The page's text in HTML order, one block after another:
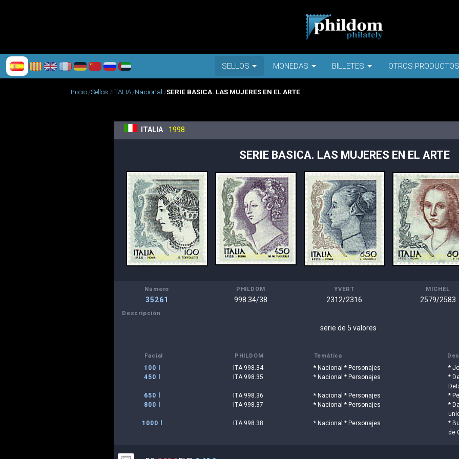
SELLOS MONEDAS BILLETES OTROS PRODUCTOS
Inicio Sellos ITALIA Nacional SERIE BASICA. LAS MUJERES EN EL ARTE
ITALIA 1998
SERIE BASICA. LAS MUJERES EN EL ARTE
Número
35261
PHILDOM
998.34/38
YVERT
2312/2316
MICHEL
2579/2583
Descripción
serie de 5 valores
Facial PHILDOM Temática
100 l ITA 998.34 * Nacional * Personajes
*
450 l
ITA 998.35 * Nacional * Personajes
*
650 l
ITA 998.36 * Nacional * Personajes
*
800 l
ITA 998.37 * Nacional * Personajes
*
1000 l
ITA 998.38 * Nacional * Personajes
*
de